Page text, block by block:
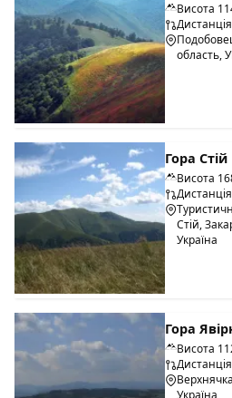
Висота
область,
Гора Стій
Висота
Стій,
Україна
Гора
Висота
Україна